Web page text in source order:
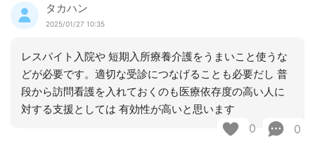
タカハン
2025/01/27 10:35
レスパイト入院や 短期入所療養介護をうまいこと使うな
どが必要です。適切な受診につなげることも必要だし 普
段から訪問看護を入れておくのも医療依存度の高い人に
対する支援としては 有効性が高いと思います
0 0